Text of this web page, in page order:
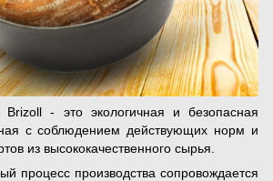
Brizoll - это экологичная и безопасная
с соблюдением действующих норм и
из высококачественного сырья.
процесс производства сопровождается